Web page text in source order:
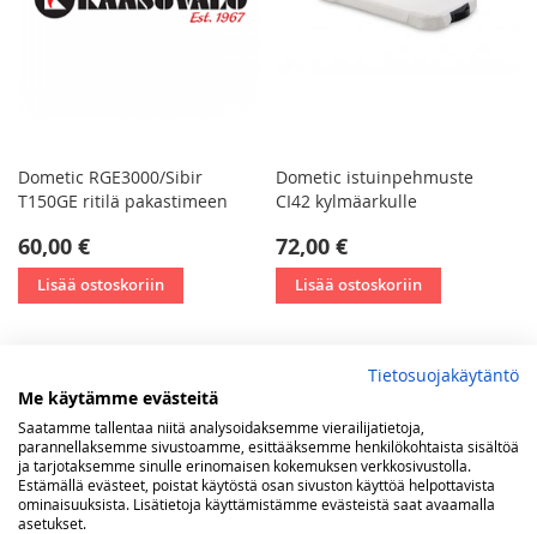
Dometic RGE3000/Sibir
T150GE ritilä pakastimeen
60,00 €
Lisää ostoskoriin
Dometic istuinpehmuste
CI42 kylmäarkulle
72,00 €
Lisää ostoskoriin
Tietosuojakäytäntö
Me käytämme evästeitä
Saatamme tallentaa niitä analysoidaksemme vierailijatietoja,
parannellaksemme sivustoamme, esittääksemme henkilökohtaista sisältöä
ja tarjotaksemme sinulle erinomaisen kokemuksen verkkosivustolla.
Estämällä evästeet, poistat käytöstä osan sivuston käyttöä helpottavista
ominaisuuksista. Lisätietoja käyttämistämme evästeistä saat avaamalla
asetukset.